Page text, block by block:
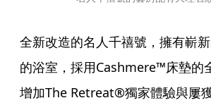
全新改造的名人千禧號，擁有嶄
的浴室，採用Cashmere™床墊的
增加The Retreat®獨家體驗與屢